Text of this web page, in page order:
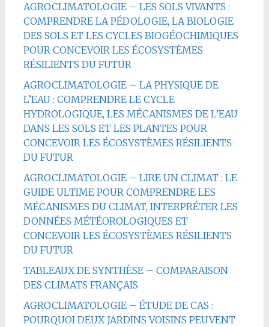
AGROCLIMATOLOGIE – LES SOLS VIVANTS :
COMPRENDRE LA PÉDOLOGIE, LA BIOLOGIE
DES SOLS ET LES CYCLES BIOGÉOCHIMIQUES
POUR CONCEVOIR LES ÉCOSYSTÈMES
RÉSILIENTS DU FUTUR
AGROCLIMATOLOGIE – LA PHYSIQUE DE
L’EAU : COMPRENDRE LE CYCLE
HYDROLOGIQUE, LES MÉCANISMES DE L’EAU
DANS LES SOLS ET LES PLANTES POUR
CONCEVOIR LES ÉCOSYSTÈMES RÉSILIENTS
DU FUTUR
AGROCLIMATOLOGIE – LIRE UN CLIMAT : LE
GUIDE ULTIME POUR COMPRENDRE LES
MÉCANISMES DU CLIMAT, INTERPRÉTER LES
DONNÉES MÉTÉOROLOGIQUES ET
CONCEVOIR LES ÉCOSYSTÈMES RÉSILIENTS
DU FUTUR
TABLEAUX DE SYNTHÈSE – COMPARAISON
DES CLIMATS FRANÇAIS
AGROCLIMATOLOGIE – ÉTUDE DE CAS :
POURQUOI DEUX JARDINS VOISINS PEUVENT